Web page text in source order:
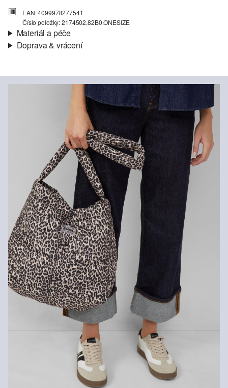
EAN: 4099978277541
Číslo položky: 2174502.82B0.ONESIZE
Materiál a péče
Nelze bělit chlórem
Nesušit v sušičce
Nelze chemicky čistit
Nežehlit
Neprat
Doprava & vrácení
Vaše objednávka bude odeslána do 4-8 pracovních dnů
prostřednictvím společnosti Česká pošta. Náklady na dopravu pro
standardní doručení jsou 119,00 Kč .
Své zboží nám můžete bezplatně vrátit do 14 dnů.